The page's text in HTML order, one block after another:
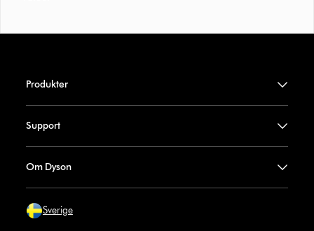
Produkter
Support
Om Dyson
Sverige